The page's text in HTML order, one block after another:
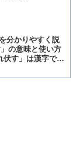
分かりやすく説
の意味と使い方
伏す」は漢字で